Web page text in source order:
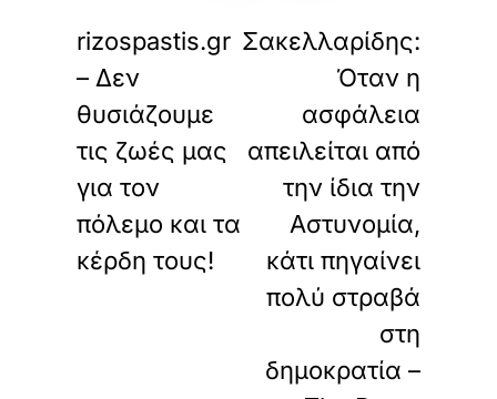
rizospastis.gr
– Δεν
θυσιάζουμε
τις ζωές μας
για τον
πόλεμο και τα
κέρδη τους!
Σακελλαρίδης:
Όταν η
ασφάλεια
απειλείται από
την ίδια την
Αστυνομία,
κάτι πηγαίνει
πολύ στραβά
στη
δημοκρατία –